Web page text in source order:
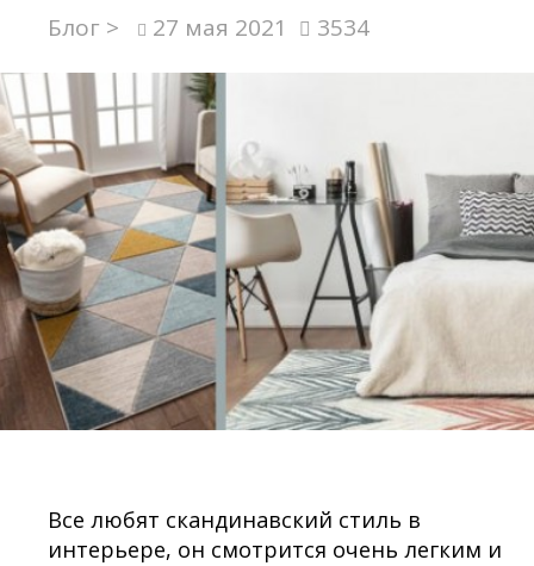
Блог > 27 мая 2021 3534
Все любят скандинавский стиль в
интерьере, он смотрится очень легким и